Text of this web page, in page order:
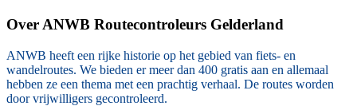
Over ANWB Routecontroleurs Gelderland
ANWB heeft een rijke historie op het gebied van fiets- en
wandelroutes. We bieden er meer dan 400 gratis aan en allemaal
hebben ze een thema met een prachtig verhaal. De routes worden
door vrijwilligers gecontroleerd.